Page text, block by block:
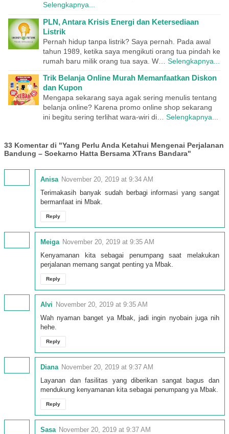
Selengkapnya...
PLN, Antara Krisis Energi dan Ketersediaan
Listrik
Pernah hidup tanpa listrik? Saya pernah. Pada awal
tahun 1989, ketika saya mengikuti orang tua pindah ke
rumah baru milik orang tua saya. W…
Selengkapnya...
Trik Belanja Online Murah Memanfaatkan Diskon
dan Kupon
Mengapa sekarang saya agak sering menulis tentang
belanja online? Karena promo online shop sekarang
ini begitu sering terlihat wara-wiri di… Selengkapnya...
33 Komentar di "Yang Perlu Anda Ketahui Mengenai Perjalanan
Bandung – Soekarno Hatta Bersama XTrans Bandara"
Anisa November 20, 2019 at 9:34 AM
Terimakasih banyak sudah berbagi informasi yang sangat
bermanfaat ini Mbak.
Reply
Meiga November 20, 2019 at 9:35 AM
Kenyamanan kita sebagai penumpang saat melakukan
perjalanan memang sangat penting ya Mbak.
Reply
Alvi November 20, 2019 at 9:35 AM
Wah nyaman banget ya Mbak, jadi ingin nyobain juga nih
hehe.
Reply
Diana November 20, 2019 at 9:37 AM
Layanan dan fasilitas yang diberikan sangat bagus dan
mendukung kenyamanan kita sebagai penumpang ya Mbak.
Reply
Sasa November 20, 2019 at 9:37 AM